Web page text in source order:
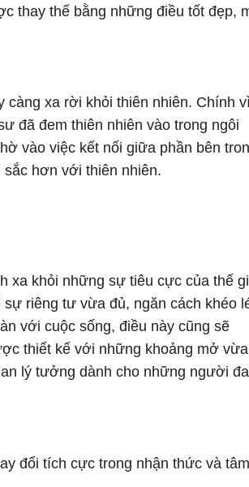
thay thế bằng những điều tốt đẹp,
xa rời khỏi thiên nhiên. Chính vì
đã đem thiên nhiên vào trong ngôi
vào việc kết nối giữa phần bên
hơn với thiên nhiên.
xa khỏi những sự tiêu cực của thế
riêng tư vừa đủ, ngăn cách khéo
với cuộc sống, điều này cũng sẽ
thiết kế với những khoảng mở vừa
lý tưởng dành cho những người
đổi tích cực trong nhận thức và tâm